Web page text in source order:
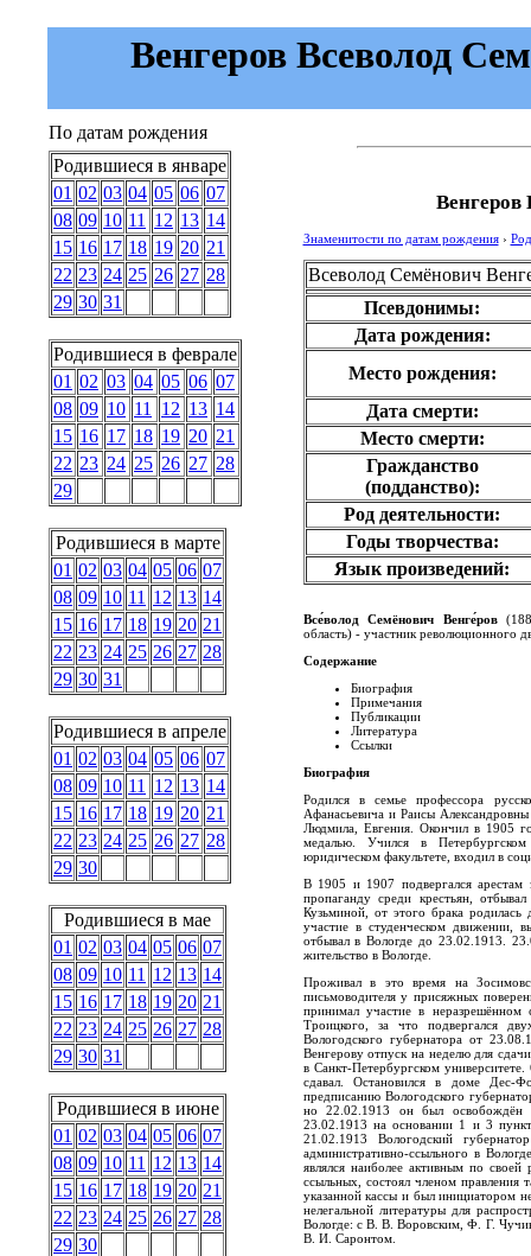
Венгеров Всеволод
По датам рождения
Родившиеся в январе
01 02 03 04 05 06 07
08 09 10 11 12 13 14
15 16 17 18 19 20 21
22 23 24 25 26 27 28
29 30 31
Родившиеся в феврале
01 02 03 04 05 06 07
08 09 10 11 12 13 14
15 16 17 18 19 20 21
22 23 24 25 26 27 28
29
Родившиеся в марте
01 02 03 04 05 06 07
08 09 10 11 12 13 14
15 16 17 18 19 20 21
22 23 24 25 26 27 28
29 30 31
Родившиеся в апреле
01 02 03 04 05 06 07
08 09 10 11 12 13 14
15 16 17 18 19 20 21
22 23 24 25 26 27 28
29 30
Родившиеся в мае
01 02 03 04 05 06 07
08 09 10 11 12 13 14
15 16 17 18 19 20 21
22 23 24 25 26 27 28
29 30 31
Родившиеся в июне
01 02 03 04 05 06 07
08 09 10 11 12 13 14
15 16 17 18 19 20 21
22 23 24 25 26 27 28
29 30
Венгеров
Знаменитости по датам рождения›
Всеволод Семёнович
Псевдонимы:
Дата рождения:
Место рождения:
Дата смерти:
Место смерти:
Гражданство
(подданство):
Род деятельности:
Годы творчества:
Язык произведений:
Все́волод Семёнович Венге́ров
область) - участник революционного
Содержание
Биография
Примечания
Публикации
Литература
Ссылки
Биография
Родился в семье профессора
Афанасьевича и Раисы
Людмила, Евгения. Окончил в 1905
медалью. Учился в
юридическом факультете, входил в
В 1905 и 1907 подвергался арестам
пропаганду среди крестьян,
Кузьминой, от этого брака
участие в студенческом движении,
отбывал в Вологде до 23.02.1913.
жительство в Вологде.
Проживал в это время на
письмоводителя у присяжных
принимал участие в
Троицкого, за что подвергался
Вологодского губернатора от
Венгерову отпуск на неделю для
в Санкт-Петербургском
сдавал. Остановился в доме Дес-
предписанию Вологодского
но 22.02.1913 он был освобождён
23.02.1913 на основании 1 и 3
21.02.1913 Вологодский
административно-ссыльного в
являлся наиболее активным по
ссыльных, состоял членом правления
указанной кассы и был инициатором
нелегальной литературы для
Вологде: с В. В. Воровским, Ф. Г.
В. И. Саронтом.